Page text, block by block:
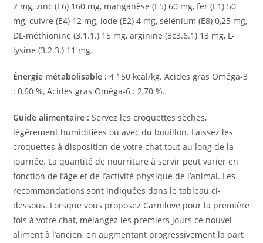
2 mg, zinc (E6) 160 mg, manganèse (E5) 60 mg, fer (E1) 50
mg, cuivre (E4) 12 mg, iode (E2) 4 mg, sélénium (E8) 0,25 mg,
DL-méthionine (3.1.1.) 15 mg, arginine (3c3.6.1) 13 mg, L-
lysine (3.2.3.) 11 mg.
Énergie métabolisable : 4 150 kcal/kg. Acides gras Oméga-3
: 0,60 %, Acides gras Oméga-6 : 2,70 %.
Guide alimentaire : Servez les croquettes sèches,
légèrement humidifiées ou avec du bouillon. Laissez les
croquettes à disposition de votre chat tout au long de la
journée. La quantité de nourriture à servir peut varier en
fonction de l’âge et de l’activité physique de l’animal. Les
recommandations sont indiquées dans le tableau ci-
dessous. Lorsque vous proposez Carnilove pour la première
fois à votre chat, mélangez les premiers jours ce nouvel
aliment à l’ancien, en augmentant progressivement la part